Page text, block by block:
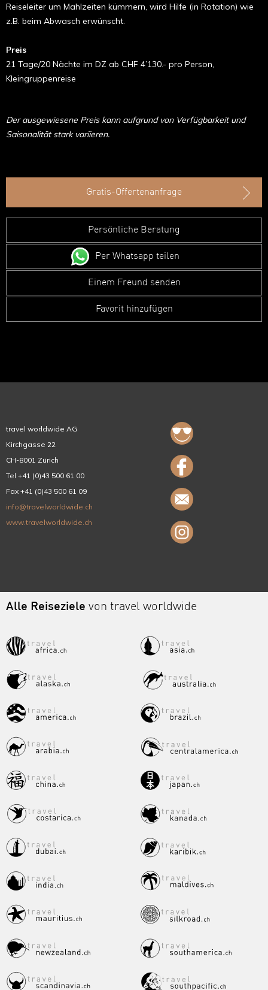
Reiseleiter um Mahlzeiten kümmern, wird Hilfe (in Rotation) wie
z.B. beim Abwasch erwünscht.
Preis
21 Tage/20 Nächte im DZ ab CHF 4’130.- pro Person,
Kleingruppenreise
Der ausgewiesene Preis kann aufgrund von Verfügbarkeit und
Saisonalität stark variieren.
Gratis-Offertenanfrage
Persönliche Beratung
Per Whatsapp teilen
Einem Freund senden
Favorit hinzufügen
travel worldwide AG
Kirchgasse 22
CH-8001 Zürich
Tel +41 (0)43 500 61 00
Fax +41 (0)43 500 61 09
info@travelworldwide.ch
www.travelworldwide.ch
Alle Reiseziele von travel worldwide